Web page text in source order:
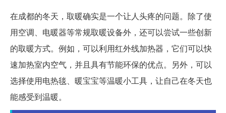
在成都的冬天，取暖确实是一个让人头疼的问题。除了使
用空调、电暖器等常规取暖设备外，还可以尝试一些创新
的取暖方式。例如，可以利用红外线加热器，它们可以快
速加热室内空气，并且具有节能环保的优点。另外，可以
选择使用电热毯、暖宝宝等温暖小工具，让自己在冬天也
能感受到温暖。